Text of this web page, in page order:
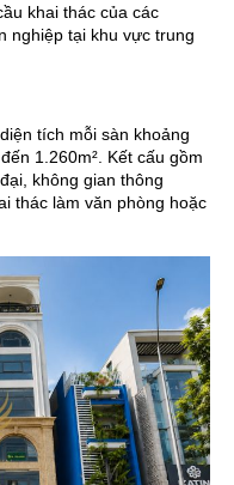
khai thác của các
nghiệp tại khu vực trung
tích mỗi sàn khoảng
1.260m². Kết cấu gồm
không gian thông
thác làm văn phòng hoặc